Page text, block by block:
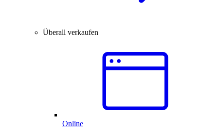
Überall verkaufen
Online